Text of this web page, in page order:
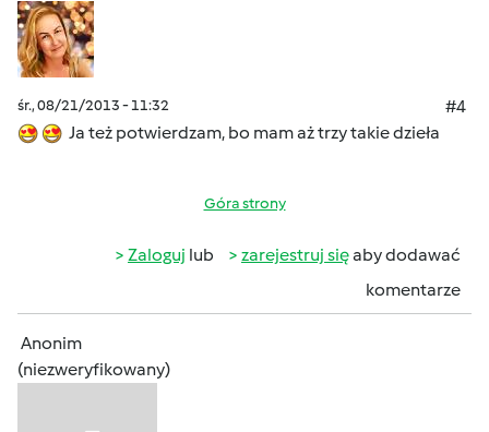
śr., 08/21/2013 - 11:32
#4
Ja też potwierdzam, bo mam aż trzy takie dzieła
Góra strony
Zaloguj lub zarejestruj sięaby dodawać
komentarze
Anonim
(niezweryfikowany)